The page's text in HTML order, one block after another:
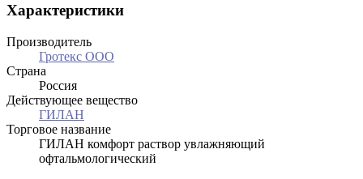
Характеристики
Производитель
Гротекс ООО
Страна
Россия
Действующее вещество
ГИЛАН
Торговое название
ГИЛАН комфорт раствор увлажняющий
офтальмологический